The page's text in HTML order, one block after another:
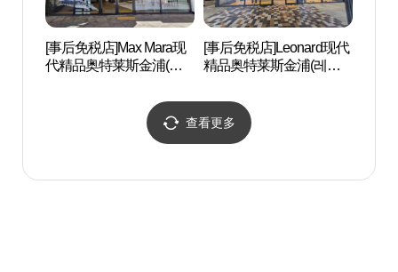
[事后免税店]Max Mara现
代精品奥特莱斯金浦(막
[事后免税店]Leonard现代
精品奥特莱斯金浦(레오
렛 김포점)
查看更多